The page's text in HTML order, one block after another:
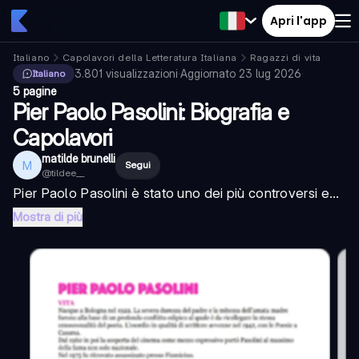
Apri l'app
Italiano Capolavori della Letteratura Italiana
Ragazzi di vita
Italiano
3.801 visualizzazioni·Aggiornato 23 lug 2026·
5 pagine
Pier Paolo Pasolini: Biografia e
Capolavori
M matilde brunelli
@tildee__
Segui
Pier Paolo Pasolini è stato uno dei più controversi e...
Mostra di più